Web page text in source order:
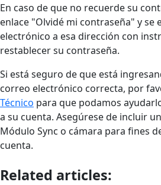
En caso de que no recuerde su
enlace "Olvidé mi contraseña" y se
electrónico a esa dirección con
restablecer su contraseña.
Si está seguro de que está
correo electrónico correcta, por
Técnico para que podamos
a su cuenta. Asegúrese de incluir
Módulo Sync o cámara para fines
cuenta.
Related articles: